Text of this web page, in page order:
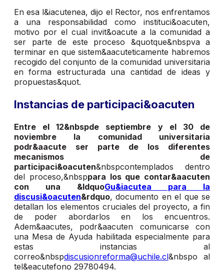
En esa l&iacutenea, dijo el Rector, nos enfrentamos
a una responsabilidad como instituci&oacuten,
motivo por el cual invit&oacute a la comunidad a
ser parte de este proceso &quotque&nbspva a
terminar en que sistem&aacuteticamente habremos
recogido del conjunto de la comunidad universitaria
en forma estructurada una cantidad de ideas y
propuestas&quot.
Instancias de participaci&oacuten
Entre el 12&nbspde septiembre y el 30 de
noviembre la comunidad universitaria
podr&aacute ser parte de los diferentes
mecanismos de
participaci&oacuten&nbspcontemplados dentro
del proceso,&nbsppara los que contar&aacuten
con una &ldquoGu&iacutea para la
discusi&oacuten&rdquo, documento en el que se
detallan los elementos cruciales del proyecto, a fin
de poder abordarlos en los encuentros.
Adem&aacutes, podr&aacuten comunicarse con
una Mesa de Ayuda habilitada especialmente para
estas instancias al
correo&nbspdiscusionreforma@uchile.cl&nbspo al
tel&eacutefono 29780494.